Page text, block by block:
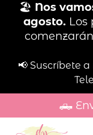
🏖️ Nos
agosto. Los
📢 Suscríbete
🛻